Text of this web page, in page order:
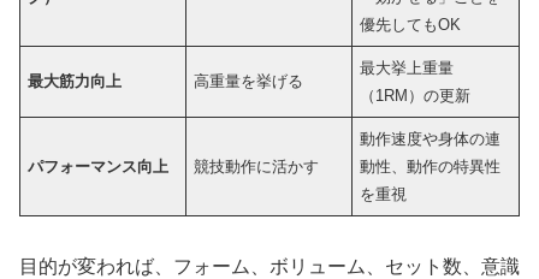
優先してもOK
最大筋力向上 高重量を挙げる
最大挙上重量
（1RM）の更新
パフォーマンス向上 競技動作に活かす
動作速度や身体の連
動性、動作の特異性
を重視
目的が変われば、フォーム、ボリューム、セット数、意識